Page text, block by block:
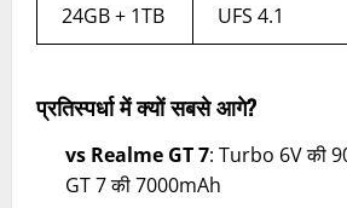
24GB + 1TB UFS 4.1
प्रतिस्पर्धा में क्यों सबसे आगे?
vs Realme GT 7: Turbo 6V की
GT 7 की 7000mAh